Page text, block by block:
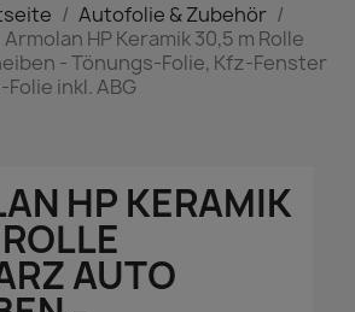
Autofolie & Zubehör
Armolan HP Keramik 30,5 m Rolle
- Tönungs-Folie, Kfz-Fenster
inkl. ABG
HP KERAMIK
AUTO